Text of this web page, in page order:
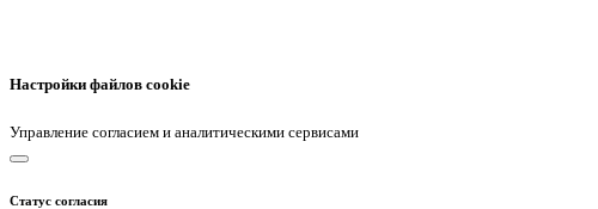
Настройки файлов cookie
Управление согласием и аналитическими сервисами
Статус согласия